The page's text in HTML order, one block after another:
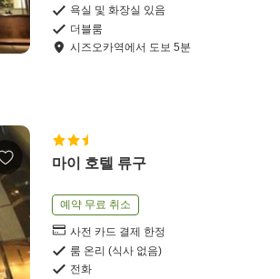
욕실 및 화장실 있음
더블룸
시즈오카역에서 도보 5분
마이 호텔 류구
예약 무료 취소
사전 카드 결제 한정
룸 온리 (식사 없음)
전화